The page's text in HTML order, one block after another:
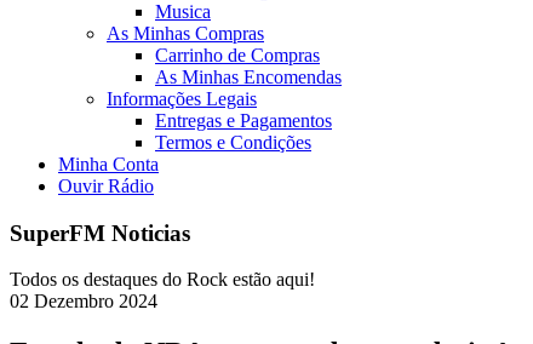
Musica
As Minhas Compras
Carrinho de Compras
As Minhas Encomendas
Informações Legais
Entregas e Pagamentos
Termos e Condições
Minha Conta
Ouvir Rádio
SuperFM Noticias
Todos os destaques do Rock estão aqui!
02 Dezembro 2024